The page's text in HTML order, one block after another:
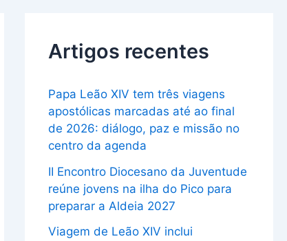
Artigos recentes
Papa Leão XIV tem três viagens
apostólicas marcadas até ao final
de 2026: diálogo, paz e missão no
centro da agenda
II Encontro Diocesano da Juventude
reúne jovens na ilha do Pico para
preparar a Aldeia 2027
Viagem de Leão XIV inclui